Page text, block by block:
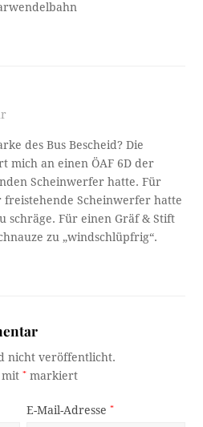
des Bus Bescheid? Die
mich an einen ÖAF 6D der
Scheinwerfer hatte. Für
freistehende Scheinwerfer hatte
schräge. Für einen Gräf & Stift
zu „windschlüpfrig“.
nicht veröffentlicht.
mit* markiert
E-Mail-Adresse*